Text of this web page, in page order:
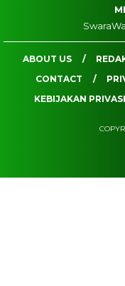
ABOUT US
CONTACT
KEBIJAKAN PRIVASI